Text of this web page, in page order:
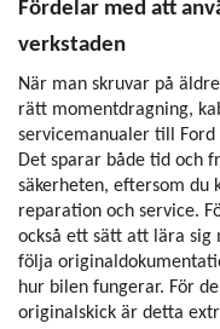
Fördelar med att
verkstaden
När man skruvar på
rätt momentdragning,
servicemanualer till
Det sparar både tid och
säkerheten, eftersom du
reparation och service.
också ett sätt att lära sig
följa
hur bilen fungerar. För
originalskick är detta